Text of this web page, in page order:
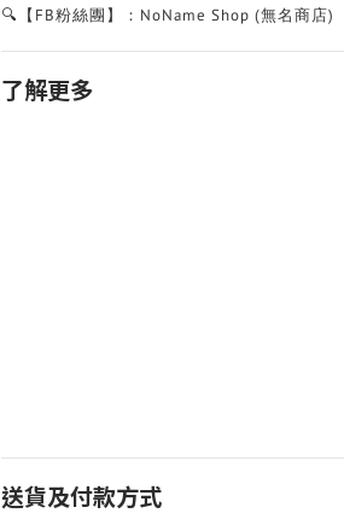
🔍【FB粉絲團】：NoName Shop (無名商店)
了解更多
送貨及付款方式